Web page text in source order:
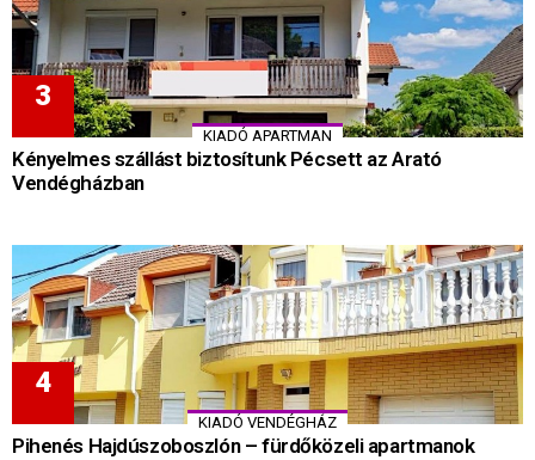
KIADÓ APARTMAN
Kényelmes szállást biztosítunk Pécsett az Arató
Vendégházban
KIADÓ VENDÉGHÁZ
Pihenés Hajdúszoboszlón – fürdőközeli apartmanok